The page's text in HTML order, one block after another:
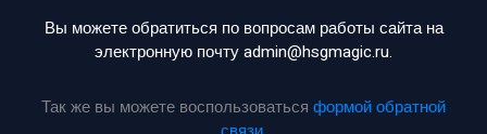
Вы можете обратиться по вопросам работы сайта на
электронную почту admin@hsgmagic.ru.
Так же вы можете воспользоваться формой обратной